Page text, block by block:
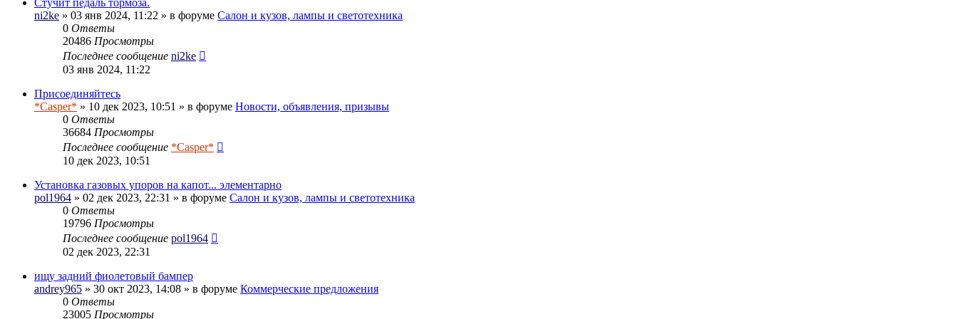
ni2ke » 03 янв 2024, 11:22 » в форуме Салон и кузов, лампы и светотехника
0 Ответы
20486 Просмотры
Последнее сообщение ni2ke
03 янв 2024, 11:22
Присоединяйтесь
*Casper* » 10 дек 2023, 10:51 » в форуме Новости, объявления, призывы
0 Ответы
36684 Просмотры
Последнее сообщение *Casper*
10 дек 2023, 10:51
Установка газовых упоров на капот... элементарно
pol1964 » 02 дек 2023, 22:31 » в форуме Салон и кузов, лампы и светотехника
0 Ответы
19796 Просмотры
Последнее сообщение pol1964
02 дек 2023, 22:31
ищу задний фиолетовый бампер
andrey965 » 30 окт 2023, 14:08 » в форуме Коммерческие предложения
0 Ответы
23005 Просмотры